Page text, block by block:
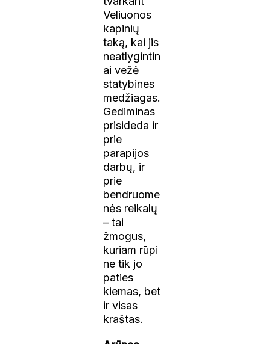
Veliuonos
kapinių
taką, kai jis
neatlygintin
ai vežė
statybines
medžiagas.
Gediminas
prisideda ir
prie
parapijos
darbų, ir
prie
bendruome
nės reikalų
– tai
žmogus,
kuriam rūpi
ne tik jo
paties
kiemas, bet
ir visas
kraštas.